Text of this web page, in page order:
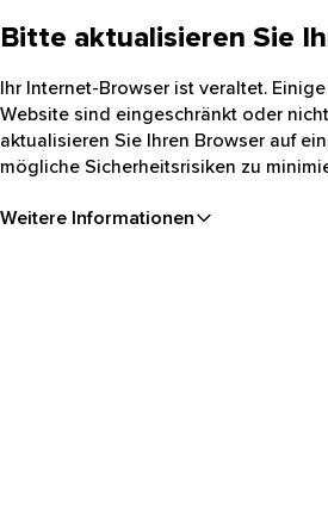
Bitte aktualisieren Sie
Ihr Internet-Browser ist veraltet.
Website sind eingeschränkt oder
aktualisieren Sie Ihren Browser auf
mögliche Sicherheitsrisiken zu
Weitere Informationen